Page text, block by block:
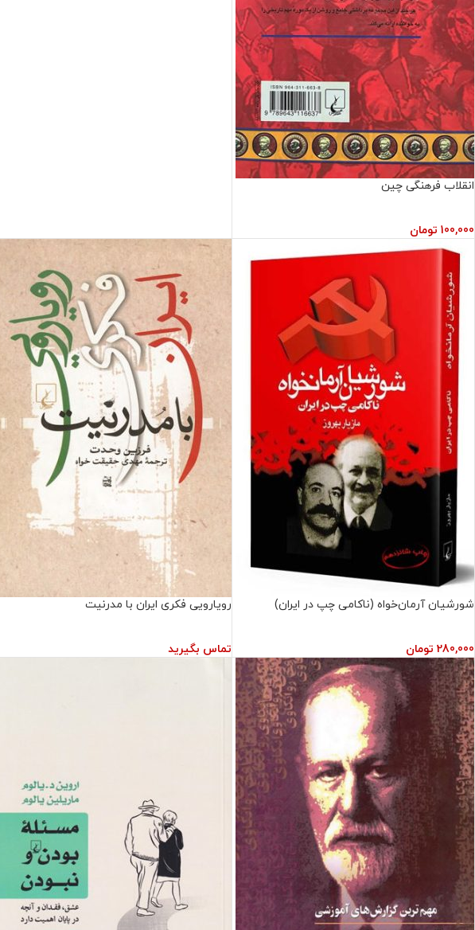
انقلاب فرهنگی چین
100,000 تومان
شورشيان آرمان‌خواه (ناكامی چپ در ايران)
280,000 تومان
رویارویی فکری ایران با مدرنیت
تماس بگیرید